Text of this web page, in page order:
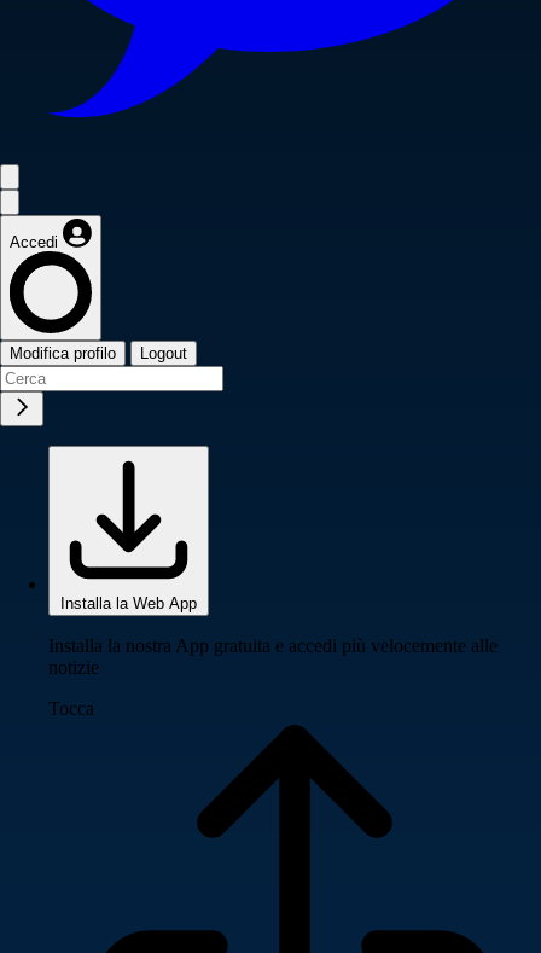
Accedi
Modifica profilo Logout
Installa la Web App
Installa la nostra App gratuita e accedi più velocemente alle
notizie
Tocca